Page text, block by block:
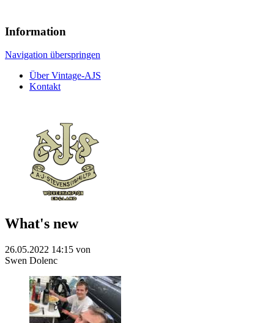
Information
Navigation überspringen
Über Vintage-AJS
Kontakt
What's new
26.05.2022 14:15 von
Swen Dolenc